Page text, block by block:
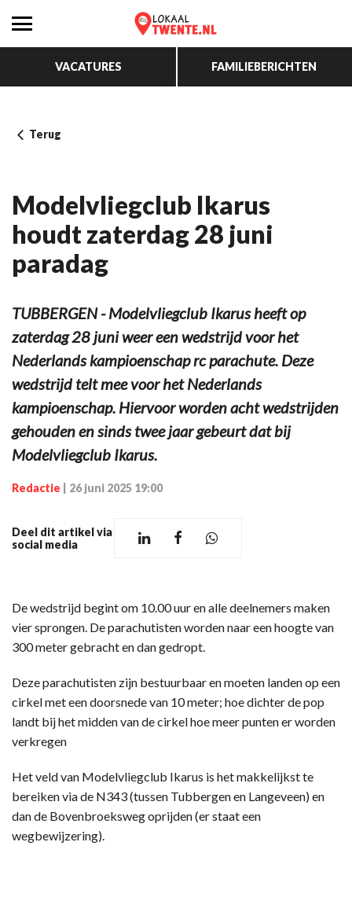
VACATURES FAMILIEBERICHTEN
Terug
Modelvliegclub Ikarus
houdt zaterdag 28 juni
paradag
TUBBERGEN - Modelvliegclub Ikarus heeft op
zaterdag 28 juni weer een wedstrijd voor het
Nederlands kampioenschap rc parachute. Deze
wedstrijd telt mee voor het Nederlands
kampioenschap. Hiervoor worden acht wedstrijden
gehouden en sinds twee jaar gebeurt dat bij
Modelvliegclub Ikarus.
Redactie 26 juni 2025 19:00
Deel dit artikel via
social media
De wedstrijd begint om 10.00 uur en alle deelnemers maken
vier sprongen. De parachutisten worden naar een hoogte van
300 meter gebracht en dan gedropt.
Deze parachutisten zijn bestuurbaar en moeten landen op een
cirkel met een doorsnede van 10 meter; hoe dichter de pop
landt bij het midden van de cirkel hoe meer punten er worden
verkregen
Het veld van Modelvliegclub Ikarus is het makkelijkst te
bereiken via de N343 (tussen Tubbergen en Langeveen) en
dan de Bovenbroeksweg oprijden (er staat een
wegbewijzering).